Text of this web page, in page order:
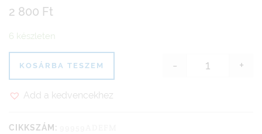
2 800 Ft
6 készleten
Hyundai
- +
KOSÁRBA TESZEM
Add a kedvencekhez
CIKKSZÁM: